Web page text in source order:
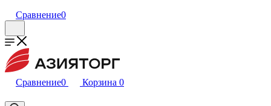
Сравнение0
Сравнение0 Корзина 0